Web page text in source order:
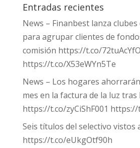
Entradas recientes
News – Finanbest lanza
para agrupar clientes de
comisión https://t.co/
https://t.co/X53eWYn5Te
News – Los hogares
mes en la factura de la luz tras
https://t.co/zyCiShF001
Seis títulos del selectivo vistos
https://t.co/eUkgOtf90h